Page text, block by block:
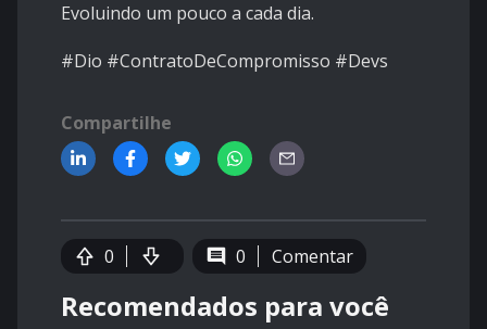
Evoluindo um pouco a cada dia.
#Dio #ContratoDeCompromisso #Devs
Compartilhe
0 0 Comentar
Recomendados para você